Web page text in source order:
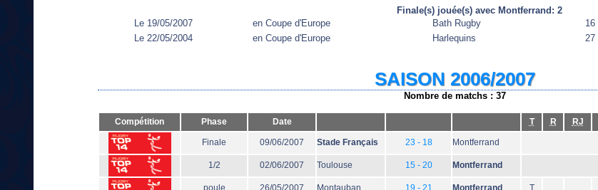
Finale(s) jouée(s) avec Montferrand: 2
Le 19/05/2007
en Coupe d'Europe Bath Rugby 16
Le 22/05/2004
en Coupe d'Europe Harlequins 27
SAISON 2006/2007
Nombre de matchs : 37
Compétition Phase Date T R RJ
Finale 09/06/2007 Stade Français 23 - 18 Montferrand
1/2 02/06/2007 Toulouse 15 - 20 Montferrand
poule 26/05/2007 Montauban 19 - 21 Montferrand T